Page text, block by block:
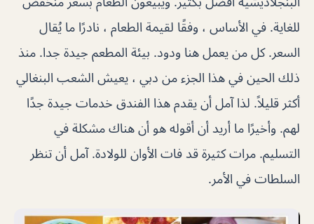
للغاية. في الأساس ، وفقًا لقيمة الطعام ، نادرًا ما يُقال
السعر. كل من يعمل هنا ودود. بيئة المطعم جيدة جدا. منذ
ذلك الحين في هذا الجزء من دبي ، يعيش الشعب البنغالي
أكثر قليلاً. لذا آمل أن يقدم هذا الفندق خدمات جيدة جدًا
لهم. وأخيرًا ما أريد أن أقوله هو أن هناك مشكلة في
التسليم. مرات كثيرة قد فات الأوان للولادة. آمل أن تنظر
السلطات في الأمر.